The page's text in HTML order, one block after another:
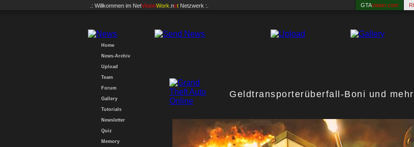
.: Willkommen im NetVisionWork .net Netzwerk :. GTAvision.com
Home
News-Archiv
Upload
Team
Forum
Gallery
Tutorials
Newsletter
Quiz
Memory
Geldtransporterüberfall-Boni und mehr